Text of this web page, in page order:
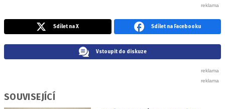
Sdílet na X Sdílet na Facebooku
Vstoupit do diskuze
SOUVISEJÍCÍ